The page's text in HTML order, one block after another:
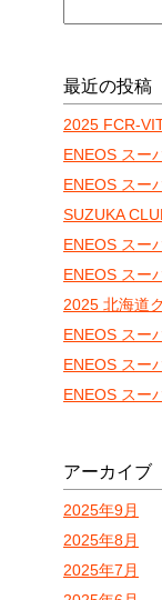
最近の投稿
アーカイブ
2025年9月
2025年8月
2025年7月